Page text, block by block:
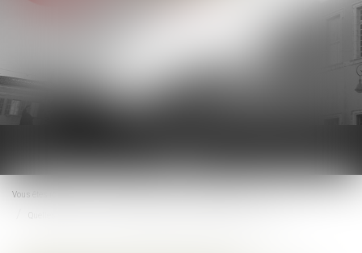
le
menu
Vous êtes ici :